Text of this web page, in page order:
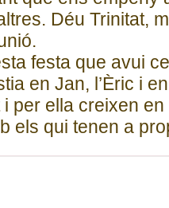
Déu Trinitat,
festa que avui
en Jan, l’Èric i
per ella creixen
els qui tenen a